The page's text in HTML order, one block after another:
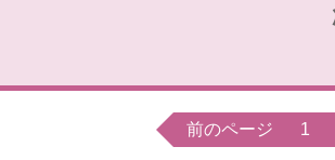
前のページ 1